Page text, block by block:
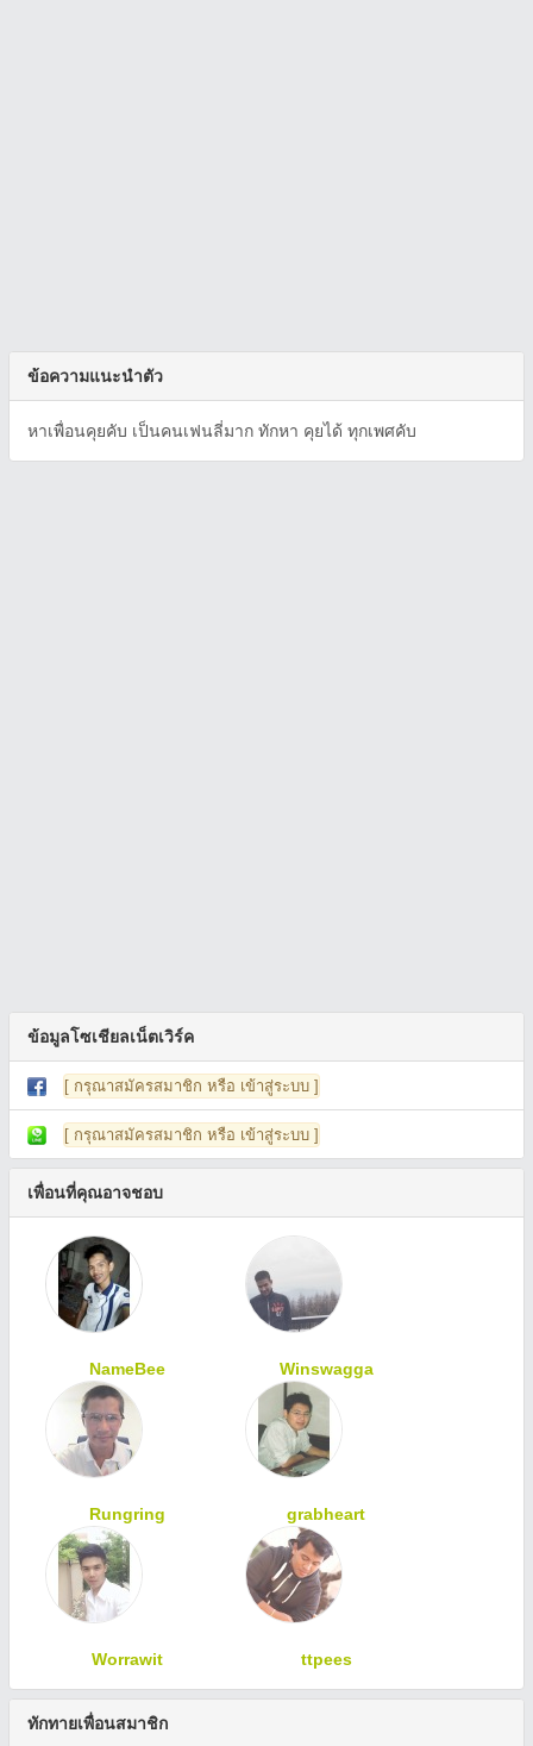
ข้อความแนะนำตัว
หาเพื่อนคุยคับ เป็นคนเฟนลี่มาก ทักหา คุยได้ ทุกเพศคับ
ข้อมูลโซเชียลเน็ตเวิร์ค
[ กรุณาสมัครสมาชิก หรือ เข้าสู่ระบบ ]
[ กรุณาสมัครสมาชิก หรือ เข้าสู่ระบบ ]
เพื่อนที่คุณอาจชอบ
NameBee Winswagga
Rungring grabheart
Worrawit ttpees
ทักทายเพื่อนสมาชิก